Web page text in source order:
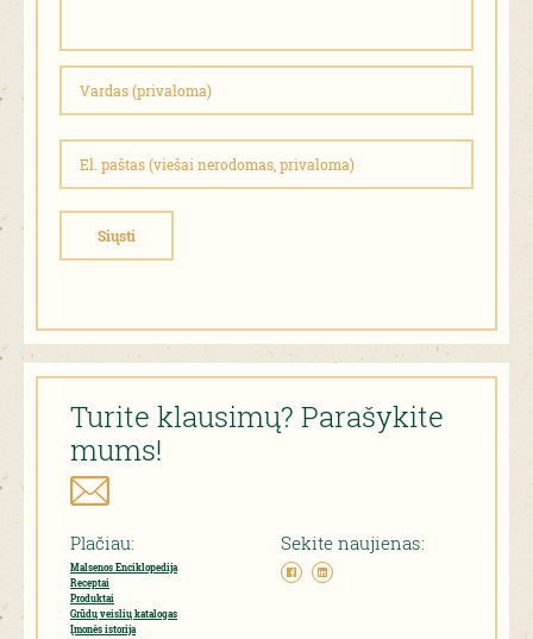
Siųsti
Turite klausimų? Parašykite
mums!
Plačiau:
Malsenos Enciklopedija
Receptai
Produktai
Grūdų veislių katalogas
Įmonės istorija
Sekite naujienas: